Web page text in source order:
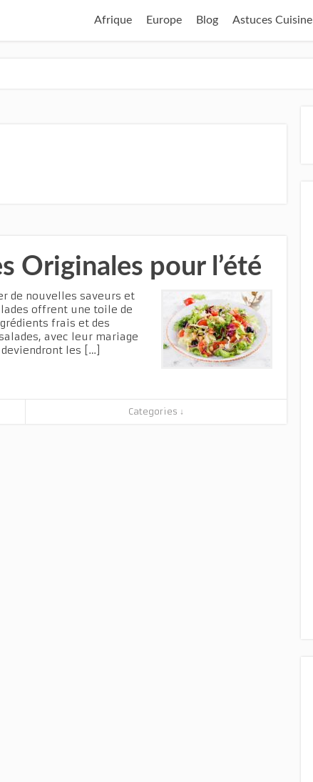
Afrique Europe Blog Astuces Cuisine
Originales pour l’été
de nouvelles saveurs et
offrent une toile de
frais et des
avec leur mariage
les […]
Categories ↓